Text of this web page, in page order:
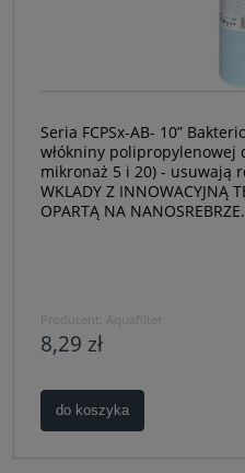
Seria FCPSx-AB- 10”
włókniny polipropylenowej
mikronaż 5 i 20) - usuwają
WKLADY Z INNOWACYJNĄ
OPARTĄ NA NANOSREBRZE.
Producent: Aquafilter
8,29 zł
do koszyka